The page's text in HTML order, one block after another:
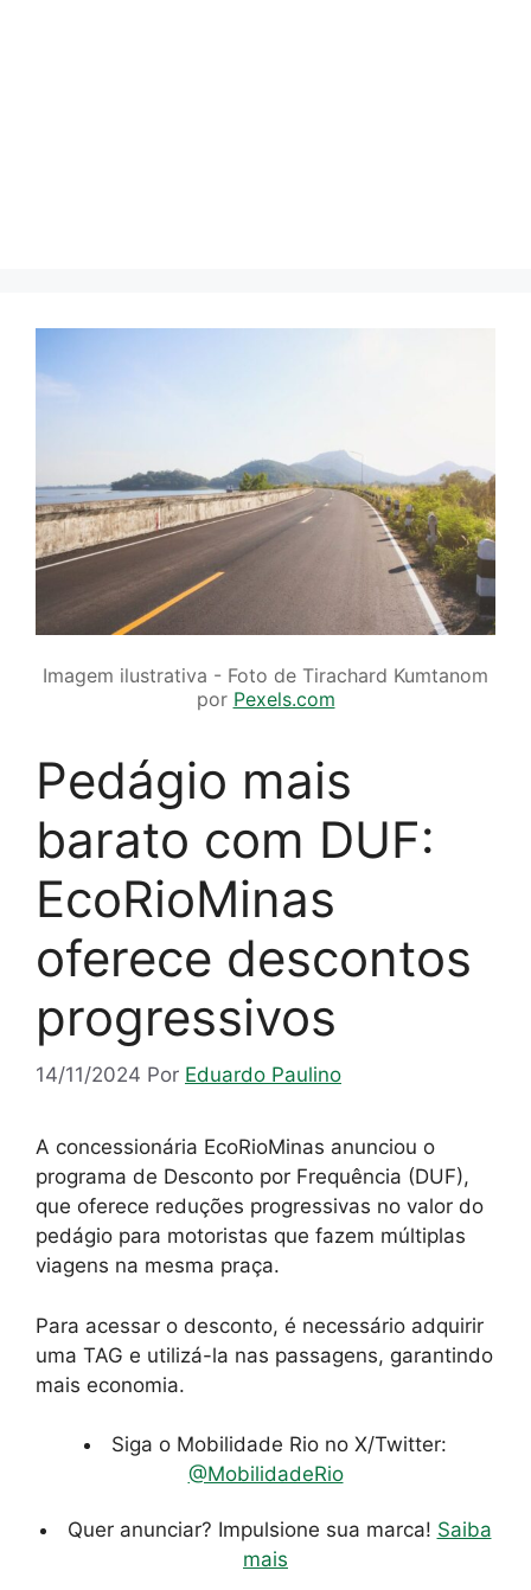
Imagem ilustrativa - Foto de Tirachard Kumtanom
por Pexels.com
Pedágio mais
barato com DUF:
EcoRioMinas
oferece descontos
progressivos
14/11/2024 Por Eduardo Paulino
A concessionária EcoRioMinas anunciou o
programa de Desconto por Frequência (DUF),
que oferece reduções progressivas no valor do
pedágio para motoristas que fazem múltiplas
viagens na mesma praça.
Para acessar o desconto, é necessário adquirir
uma TAG e utilizá-la nas passagens, garantindo
mais economia.
Siga o Mobilidade Rio no X/Twitter:
@MobilidadeRio
Quer anunciar? Impulsione sua marca! Saiba
mais